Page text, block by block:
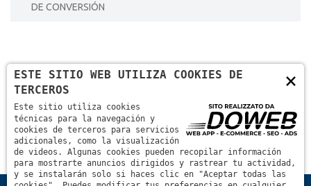
DE CONVERSIÓN
×
ESTE SITIO WEB UTILIZA COOKIES DE
TERCEROS
Este sitio utiliza cookies
técnicas para la navegación y
cookies de terceros para servicios
adicionales, como la visualización
de videos. Algunas cookies pueden recopilar información
para mostrarte anuncios dirigidos y rastrear tu actividad,
y se instalarán solo si haces clic en "Aceptar todas las